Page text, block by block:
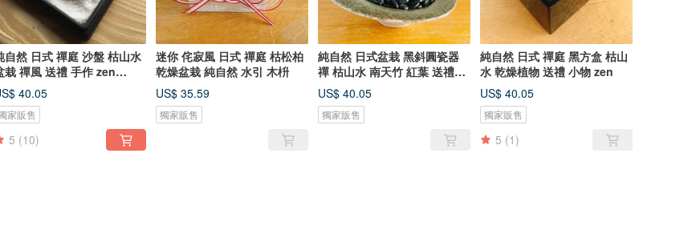
自然 日式 禪庭 沙盤 枯山水
栽 禪風 送禮 手作 zen
40.05
家販售
5 (10)
迷你 侘寂風 日式 禪庭 枯松柏
乾燥盆栽 純自然 水引 木枡
US$ 35.59
獨家販售
純自然 日式盆栽 黑斜圓瓷器
禪 枯山水 南天竹 紅葉 送禮
Zen
US$ 40.05
獨家販售
純自然 日式 禪庭 黑方盒 枯山
水 乾燥植物 送禮 小物 zen
US$ 40.05
獨家販售
5 (1)